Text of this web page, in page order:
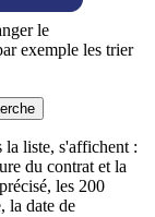
le
exemple les trier
la liste, s'affichent :
du contrat et la
les 200
la date de